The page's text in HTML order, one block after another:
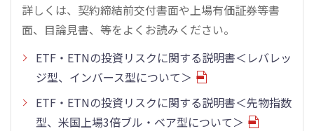
詳しくは、契約締結前交付書面や上場有価証券等書
面、目論見書、等をよくお読みください。
ETF・ETNの投資リスクに関する説明書＜レバレッ
ジ型、インバース型について＞
ETF・ETNの投資リスクに関する説明書＜先物指数
型、米国上場3倍ブル・ベア型について＞